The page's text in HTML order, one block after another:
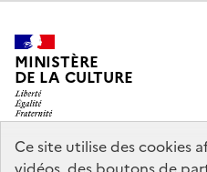
Ce site utilise des cookies
MINISTÈRE
DE LA CULTURE